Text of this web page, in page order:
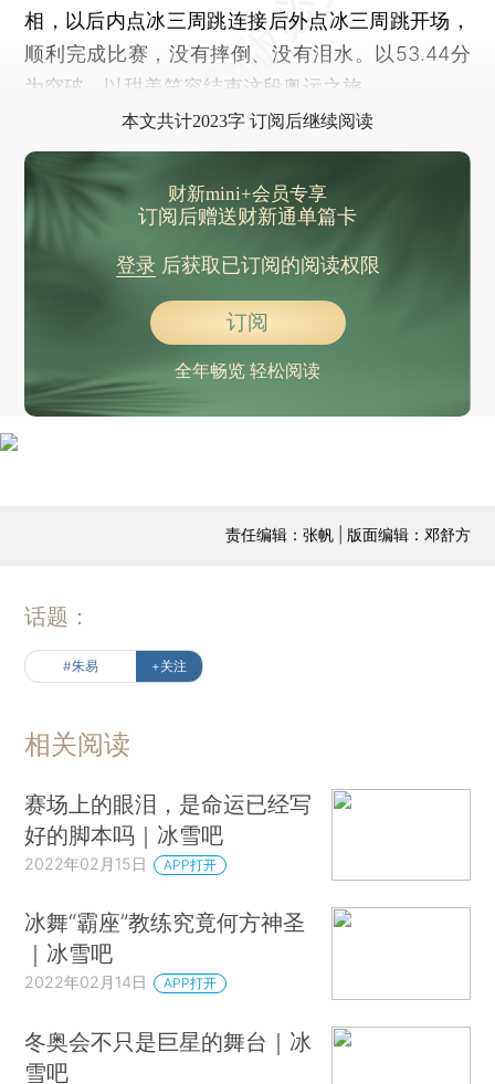
相，以后内点冰三周跳连接后外点冰三周跳开场，
顺利完成比赛，没有摔倒、没有泪水。以53.44分
为突破，以甜美笑容结束这段奥运之旅。
本文共计2023字 订阅后继续阅读
财新mini+会员专享
订阅后赠送财新通单篇卡
登录后获取已订阅的阅读权限
订阅
全年畅览 轻松阅读
责任编辑：张帆 | 版面编辑：邓舒方
话题：
#朱易 +关注
相关阅读
赛场上的眼泪，是命运已经写
好的脚本吗｜冰雪吧
2022年02月15日 APP打开
冰舞“霸座”教练究竟何方神圣
｜冰雪吧
2022年02月14日 APP打开
冬奥会不只是巨星的舞台｜冰
雪吧